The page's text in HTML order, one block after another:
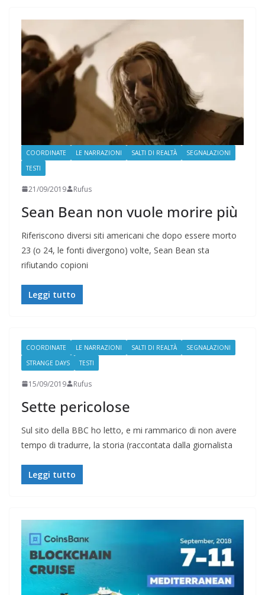
COORDINATE LE NARRAZIONI SALTI DI REALTÀ
SEGNALAZIONI
TESTI
21/09/2019 Rufus
Sean Bean non vuole morire più
Riferiscono diversi siti americani che dopo essere morto
23 (o 24, le fonti divergono) volte, Sean Bean sta
rifiutando copioni
Leggi tutto
COORDINATE LE NARRAZIONI SALTI DI REALTÀ
SEGNALAZIONI
STRANGE DAYS
TESTI
15/09/2019 Rufus
Sette pericolose
Sul sito della BBC ho letto, e mi rammarico di non avere
tempo di tradurre, la storia (raccontata dalla giornalista
Leggi tutto